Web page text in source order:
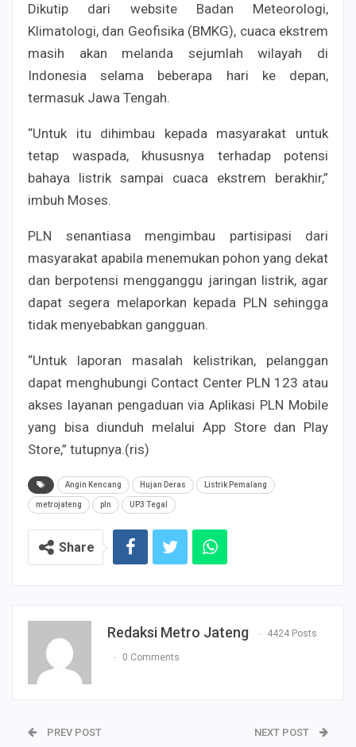
Dikutip dari website Badan Meteorologi,
Klimatologi, dan Geofisika (BMKG), cuaca ekstrem
masih akan melanda sejumlah wilayah di
Indonesia selama beberapa hari ke depan,
termasuk Jawa Tengah.
“Untuk itu dihimbau kepada masyarakat untuk
tetap waspada, khususnya terhadap potensi
bahaya listrik sampai cuaca ekstrem berakhir,”
imbuh Moses.
PLN senantiasa mengimbau partisipasi dari
masyarakat apabila menemukan pohon yang dekat
dan berpotensi mengganggu jaringan listrik, agar
dapat segera melaporkan kepada PLN sehingga
tidak menyebabkan gangguan.
“Untuk laporan masalah kelistrikan, pelanggan
dapat menghubungi Contact Center PLN 123 atau
akses layanan pengaduan via Aplikasi PLN Mobile
yang bisa diunduh melalui App Store dan Play
Store,” tutupnya.(ris)
Angin Kencang Hujan Deras Listrik Pemalang
metrojateng pln UP3 Tegal
Share
Redaksi Metro Jateng 4424 Posts
0 Comments
PREV POST NEXT POST